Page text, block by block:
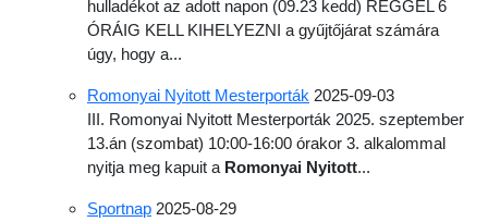
hulladékot az adott napon (09.23 kedd) REGGEL 6
ÓRÁIG KELL KIHELYEZNI a gyűjtőjárat számára
úgy, hogy a...
Romonyai Nyitott Mesterporták 2025-09-03
III. Romonyai Nyitott Mesterporták 2025. szeptember
13.án (szombat) 10:00-16:00 órakor 3. alkalommal
nyitja meg kapuit a Romonyai Nyitott...
Sportnap 2025-08-29